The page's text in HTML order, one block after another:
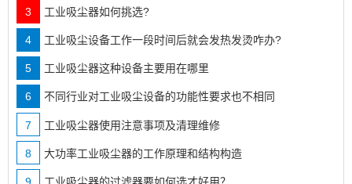
3 工业吸尘器如何挑选?
4 工业吸尘设备工作一段时间后就会发热发烫咋办?
5 工业吸尘器这种设备主要用在哪里
6 不同行业对工业吸尘设备的功能性要求也不相同
7 工业吸尘器使用注意事项及清理维修
8 大功率工业吸尘器的工作原理和结构构造